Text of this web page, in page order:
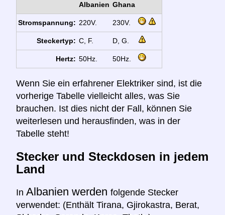
Albanien Ghana
Stromspannung: 220V. 230V.
Steckertyp: C, F. D, G.
Hertz: 50Hz. 50Hz.
Wenn Sie ein erfahrener Elektriker sind, ist die
vorherige Tabelle vielleicht alles, was Sie
brauchen. Ist dies nicht der Fall, können Sie
weiterlesen und herausfinden, was in der
Tabelle steht!
Stecker und Steckdosen in jedem
Land
In Albanien werden folgende Stecker
verwendet: (Enthält Tirana, Gjirokastra, Berat,